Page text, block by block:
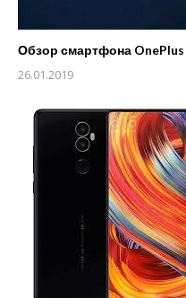
Обзор смартфона
26.01.2019